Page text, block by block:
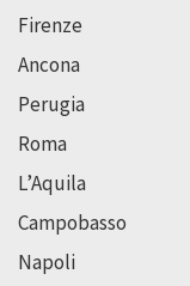
Firenze
Ancona
Perugia
Roma
L’Aquila
Campobasso
Napoli